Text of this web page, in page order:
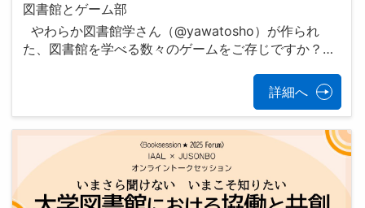
図書館とゲーム部
やわらか図書館学さん（@yawatosho）が作られ
た、図書館を学べる数々のゲームをご存じですか？…
詳細へ